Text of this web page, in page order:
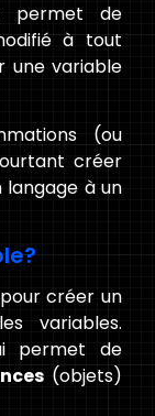
permet de
à tout
une variable
(ou
créer
langage à un
pour créer un
variables.
permet de
(objets)